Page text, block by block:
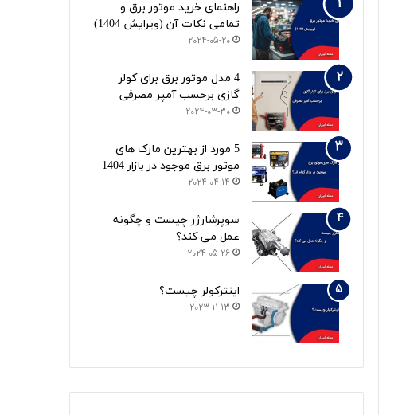
راهنمای خرید موتور برق و
تمامی نکات آن (ویرایش 1404)
2024-05-20
4 مدل موتور برق برای کولر
گازی برحسب آمپر مصرفی
2024-03-30
5 مورد از بهترین مارک های
موتور برق موجود در بازار 1404
2024-04-14
سوپرشارژر چیست و چگونه
عمل می کند؟
2024-05-26
اینترکولر چیست؟
2023-11-13